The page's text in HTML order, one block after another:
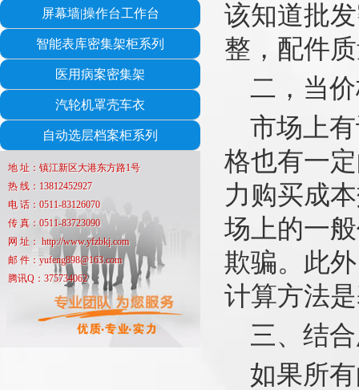
屏幕墙|操作台工作台
智能表库密集架柜系列
医用病案密集架
汽轮机罩壳车衣
自动选层档案柜系列
地 址：镇江新区大港东方路1号
热 线：13812452927
电 话：0511-83126070
传 真：0511-83723090
网 址： http://www.yfzbkj.com
邮 件：yufeng898@163.com
腾讯Q：375734062
该知道批
整，配件
二，当价
市场上有
格也有一
力购买成
场上的一
欺骗。此
计算方法
三、结合
如果所有